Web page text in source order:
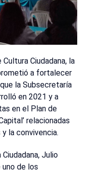
Ciudadana, la
a fortalecer
la Subsecretaría
en 2021 y a
en el Plan de
relacionadas
la convivencia.
Julio
uno de los